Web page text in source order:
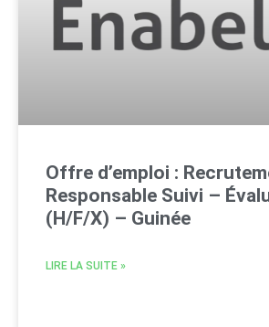
Offre d’emploi :
Responsable Suivi –
(H/F/X) – Guinée
LIRE LA SUITE »